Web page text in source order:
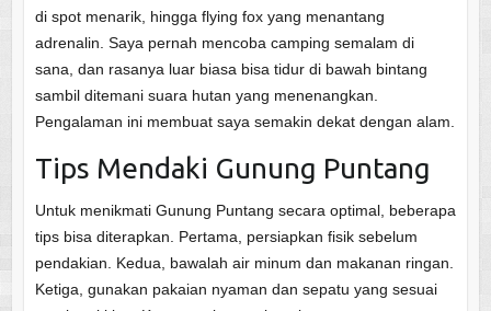
di spot menarik, hingga flying fox yang menantang
adrenalin. Saya pernah mencoba camping semalam di
sana, dan rasanya luar biasa bisa tidur di bawah bintang
sambil ditemani suara hutan yang menenangkan.
Pengalaman ini membuat saya semakin dekat dengan alam.
Tips Mendaki Gunung Puntang
Untuk menikmati Gunung Puntang secara optimal, beberapa
tips bisa diterapkan. Pertama, persiapkan fisik sebelum
pendakian. Kedua, bawalah air minum dan makanan ringan.
Ketiga, gunakan pakaian nyaman dan sepatu yang sesuai